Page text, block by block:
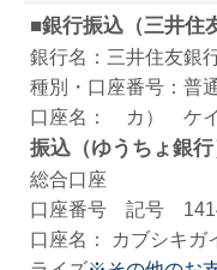
■銀行振込（三井住
銀行名：三井住友銀
種別・口座番号：
口座名： カ） ケ
振込（ゆうちょ銀行
総合口座
口座番号 記号
口座名： カブシキ